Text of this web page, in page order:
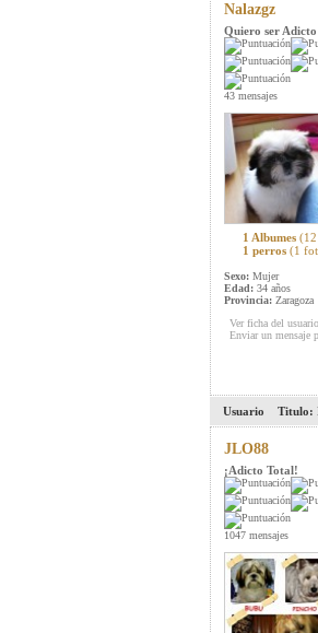
Nalazgz
Quiero ser Adicto
43 mensajes
1 Albumes
1 perros (1
Sexo: Mujer
Edad: 34 años
Provincia: Zaragoza
Ver ficha del usuario
Enviar un mensaje
Usuario Titulo:
JLO88
¡Adicto Total!
1047 mensajes